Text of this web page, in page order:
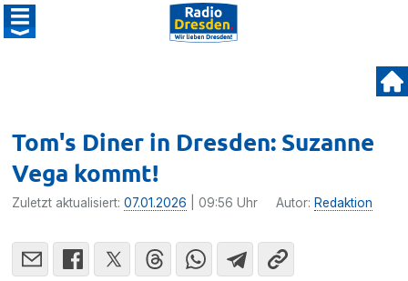
Tom's Diner in Dresden: Suzanne
Vega kommt!
Zuletzt aktualisiert:07.01.2026 | 09:56 Uhr Autor: Redaktion